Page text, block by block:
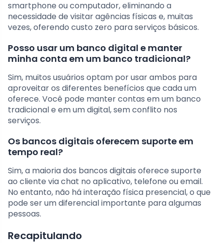
smartphone ou computador, eliminando a
necessidade de visitar agências físicas e, muitas
vezes, oferendo custo zero para serviços básicos.
Posso usar um banco digital e manter
minha conta em um banco tradicional?
Sim, muitos usuários optam por usar ambos para
aproveitar os diferentes benefícios que cada um
oferece. Você pode manter contas em um banco
tradicional e em um digital, sem conflito nos
serviços.
Os bancos digitais oferecem suporte em
tempo real?
Sim, a maioria dos bancos digitais oferece suporte
ao cliente via chat no aplicativo, telefone ou email.
No entanto, não há interação física presencial, o que
pode ser um diferencial importante para algumas
pessoas.
Recapitulando